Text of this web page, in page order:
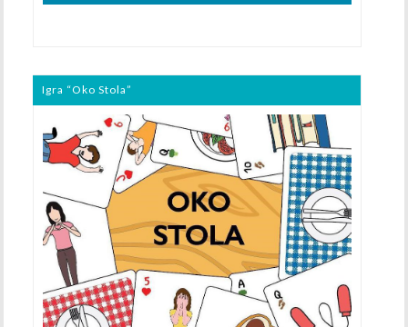
Igra “Oko Stola”